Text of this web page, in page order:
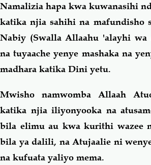
Namalizia hapa kwa kuwanasihi
katika njia sahihi na mafundisho
Nabiy (Swalla Allaahu 'alayhi wa
na tuyaache yenye mashaka na
madhara katika Dini yetu.
Mwisho namwomba Allaah
katika njia iliyonyooka na
bila elimu au kwa kurithi wazee
bila ya dalili, na Atujaalie ni
na kufuata yaliyo mema.